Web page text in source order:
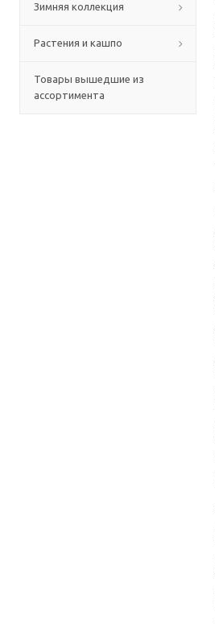
Зимняя коллекция
Растения и кашпо
Товары вышедшие из
ассортимента